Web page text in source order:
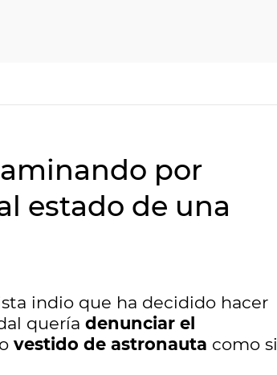
por
estado de una
indio que ha decidido hacer
quería denunciar el
vestido de astronauta como si